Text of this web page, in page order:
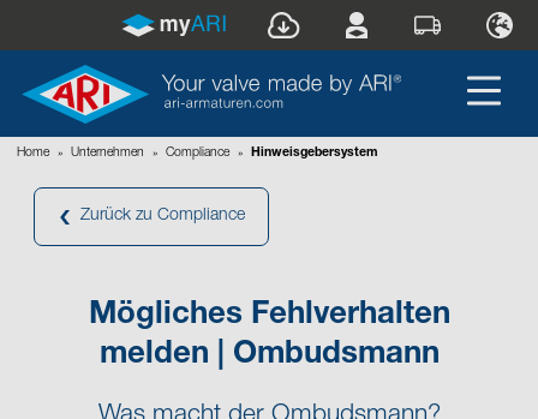
Home » Unternehmen » Compliance » Hinweisgebersystem
Zurück zu Compliance
Mögliches Fehlverhalten
melden | Ombudsmann